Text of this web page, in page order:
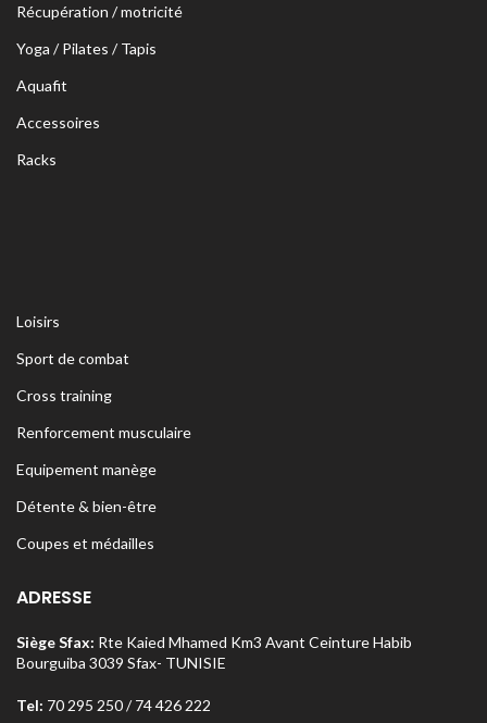
Récupération / motricité
Yoga / Pilates / Tapis
Aquafit
Accessoires
Racks
Loisirs
Sport de combat
Cross training
Renforcement musculaire
Equipement manège
Détente & bien-être
Coupes et médailles
ADRESSE
Siège Sfax: Rte Kaied Mhamed Km3 Avant Ceinture Habib
Bourguiba 3039 Sfax- TUNISIE
Tel: 70 295 250 / 74 426 222